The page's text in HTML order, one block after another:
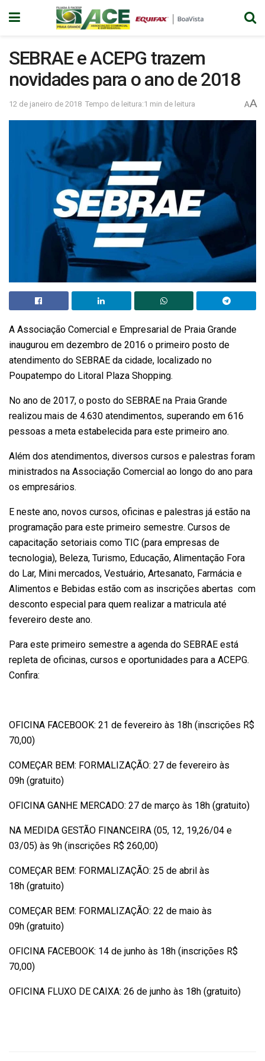
SEBRAE e ACEPG trazem
novidades para o ano de 2018
12 de janeiro de 2018 Tempo de leitura:1 min de leitura AA
A Associação Comercial e Empresarial de Praia Grande
inaugurou em dezembro de 2016 o primeiro posto de
atendimento do SEBRAE da cidade, localizado no
Poupatempo do Litoral Plaza Shopping.
No ano de 2017, o posto do SEBRAE na Praia Grande
realizou mais de 4.630 atendimentos, superando em 616
pessoas a meta estabelecida para este primeiro ano.
Além dos atendimentos, diversos cursos e palestras foram
ministrados na Associação Comercial ao longo do ano para
os empresários.
E neste ano, novos cursos, oficinas e palestras já estão na
programação para este primeiro semestre. Cursos de
capacitação setoriais como TIC (para empresas de
tecnologia), Beleza, Turismo, Educação, Alimentação Fora
do Lar, Mini mercados, Vestuário, Artesanato, Farmácia e
Alimentos e Bebidas estão com as inscrições abertas com
desconto especial para quem realizar a matricula até
fevereiro deste ano.
Para este primeiro semestre a agenda do SEBRAE está
repleta de oficinas, cursos e oportunidades para a ACEPG.
Confira:
OFICINA FACEBOOK: 21 de fevereiro às 18h (inscrições R$
70,00)
COMEÇAR BEM: FORMALIZAÇÃO: 27 de fevereiro às
09h (gratuito)
OFICINA GANHE MERCADO: 27 de março às 18h (gratuito)
NA MEDIDA GESTÃO FINANCEIRA (05, 12, 19,26/04 e
03/05) às 9h (inscrições R$ 260,00)
COMEÇAR BEM: FORMALIZAÇÃO: 25 de abril às
18h (gratuito)
COMEÇAR BEM: FORMALIZAÇÃO: 22 de maio às
09h (gratuito)
OFICINA FACEBOOK: 14 de junho às 18h (inscrições R$
70,00)
OFICINA FLUXO DE CAIXA: 26 de junho às 18h (gratuito)